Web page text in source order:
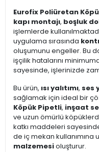
Eurofix Poliüretan
kapı montajı, boşluk
işlemlerde
uygulama sırasında
oluşumunu engeller. Bu
işçilik hatalarını
sayesinde, işlerinizde
Bu ürün, ısı yalıtımı, ses
sağlamak için ideal bir
Köpük Pipetli, inşaat
ve uzun ömürlü
katkı maddeleri
de iç mekan kullanımına
malzemesioluşturur.